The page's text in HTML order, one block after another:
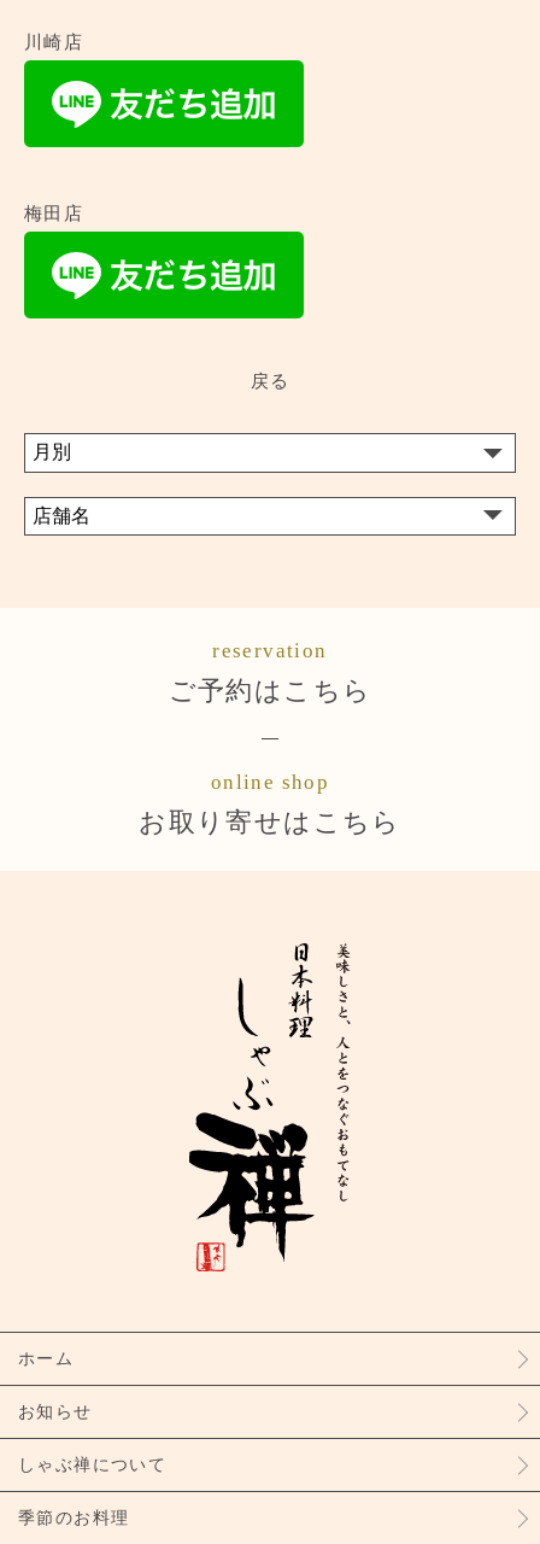
川崎店
梅田店
戻る
reservation
ご予約はこちら
online shop
お取り寄せはこちら
ホーム
お知らせ
しゃぶ禅について
季節のお料理